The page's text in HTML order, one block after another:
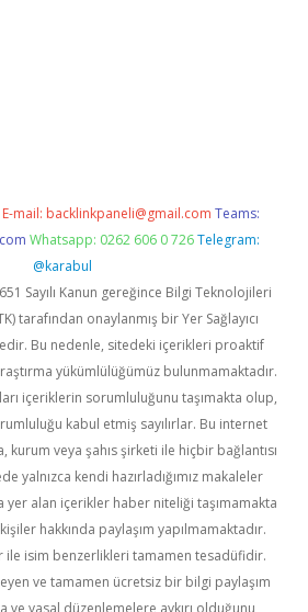
E-mail: backlinkpaneli@gmail.com Teams:
Whatsapp: 0262 606 0 726 Telegram:
@karabul
Sayılı Kanun gereğince Bilgi Teknolojileri
tarafından onaylanmış bir Yer Sağlayıcı
Bu nedenle, sitedeki içerikleri proaktif
yükümlülüğümüz bulunmamaktadır.
içeriklerin sorumluluğunu taşımakta olup,
kabul etmiş sayılırlar. Bu internet
veya şahıs şirketi ile hiçbir bağlantısı
yalnızca kendi hazırladığımız makaleler
yer alan içerikler haber niteliği taşımamakta
hakkında paylaşım yapılmamaktadır.
ile isim benzerlikleri tamamen tesadüfidir.
ve tamamen ücretsiz bir bilgi paylaşım
ve yasal düzenlemelere aykırı olduğunu